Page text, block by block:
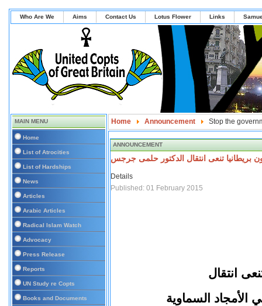
Who Are We Aims Contact Us Lotus Flower Links
MAIN MENU
Home
List of Atrocities
List of Hardships
News
Articles
Arabic Articles
Radical Islam Watch
Advocacy
Press Release
Reports
UN Study re Copts
Books and Documents
Home Announcement Stop the
ANNOUNCEMENT
بريطانيا تنعى انتقال الدكتور حلمى جرجس
Details
Published: 01 February 2015
انتقال
السماوية